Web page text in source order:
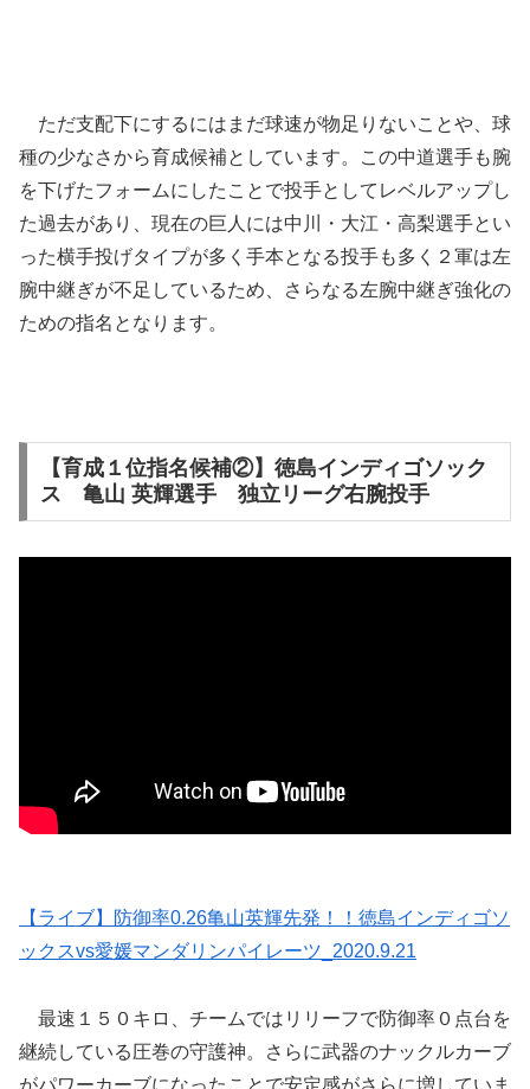
ただ支配下にするにはまだ球速が物足りないことや、球
種の少なさから育成候補としています。この中道選手も腕
を下げたフォームにしたことで投手としてレベルアップし
た過去があり、現在の巨人には中川・大江・高梨選手とい
った横手投げタイプが多く手本となる投手も多く２軍は左
腕中継ぎが不足しているため、さらなる左腕中継ぎ強化の
ための指名となります。
【育成１位指名候補②】徳島インディゴソック
ス 亀山 英輝選手 独立リーグ右腕投手
【ライブ】防御率0.26亀山英輝先発！！徳島インディゴソ
ックスvs愛媛マンダリンパイレーツ_2020.9.21
最速１５０キロ、チームではリリーフで防御率０点台を
継続している圧巻の守護神。さらに武器のナックルカーブ
がパワーカーブになったことで安定感がさらに増していま